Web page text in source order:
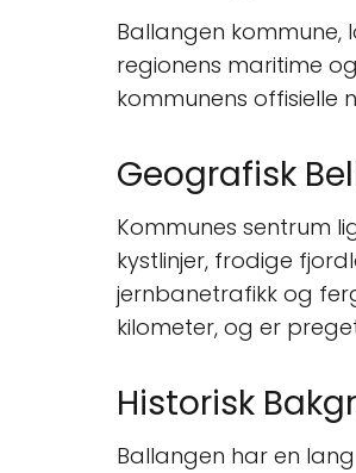
Ballangen kommune,
regionens maritime
kommunens offisielle
Geografisk
Kommunes sentrum
kystlinjer, frodige
jernbanetrafikk og
kilometer, og er
Historisk
Ballangen har en